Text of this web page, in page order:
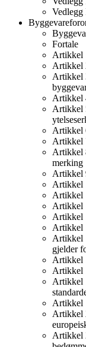
Vedlegg
Fortale
Artikkel
Artikkel
Artikkel
Artikkel
Artikkel
Artikkel
Artikkel
Artikkel
merking
Artikkel
Artikkel
Artikkel
Artikkel
Artikkel
Artikkel
Artikkel
gjelder
Artikkel
Artikkel
Artikkel
Artikkel
Artikkel
Artikkel